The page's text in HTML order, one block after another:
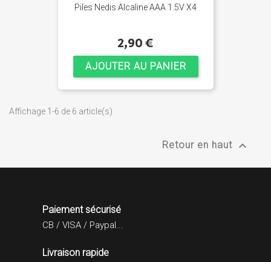
Piles Nedis Alcaline AAA 1.5V X4
2,90 €
AJOUTER AU PANIER
Affichage 1-6 de 6 article(s)
Retour en haut 
Paiement sécurisé
CB / VISA / Paypal...
Livraison rapide